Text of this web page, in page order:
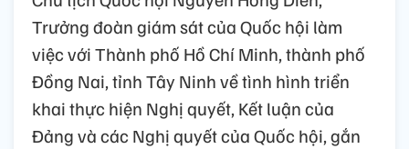
Trưởng đoàn giám sát của Quốc hội làm
việc với Thành phố Hồ Chí Minh, thành phố
Đồng Nai, tỉnh Tây Ninh về tình hình triển
khai thực hiện Nghị quyết, Kết luận của
Đảng và các Nghị quyết của Quốc hội, gắn